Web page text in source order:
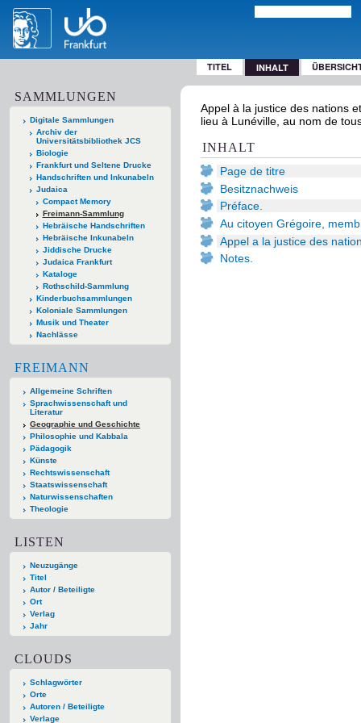
TITEL INHALT
SAMMLUNGEN
Digitale Sammlungen
Archiv der
Universitätsbibliothek JCS
Biologie
Frankfurt und Seltene Drucke
Handschriften und Inkunabeln
Judaica
Compact Memory
Freimann-Sammlung
Hebräische Handschriften
Hebräische Inkunabeln
Jiddische Drucke
Judaica Frankfurt
Kataloge
Rothschild-Sammlung
Kinderbuchsammlungen
Koloniale Sammlungen
Musik und Theater
Nachlässe
FREIMANN
Allgemeine Schriften
Sprachwissenschaft und
Literatur
Geographie und Geschichte
Philosophie und Kabbala
Pädagogik
Künste
Rechtswissenschaft
Staatswissenschaft
Naturwissenschaften
Theologie
LISTEN
Neuzugänge
Titel
Autor / Beteiligte
Ort
Verlag
Jahr
CLOUDS
Schlagwörter
Orte
Autoren / Beteiligte
Verlage
Appel à la justice des nations
lieu à Lunéville, au nom de
INHALT
Page de titre
Besitznachweis
Préface.
Au citoyen Grégoire,
Appel a la justice des
Notes.